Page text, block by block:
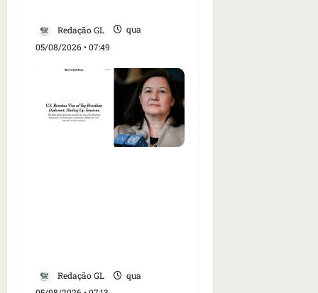
Redação GL
qua
05/08/2026 • 07:49
Redação GL
qua